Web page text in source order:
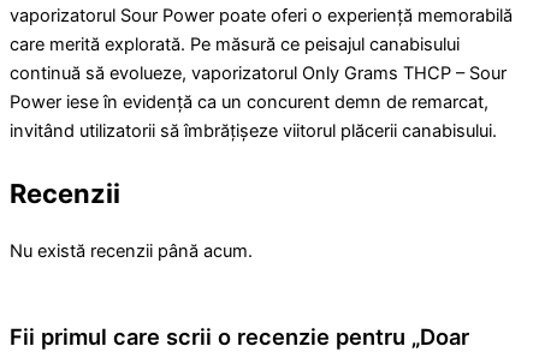
vaporizatorul Sour Power poate oferi o experiență memorabilă
care merită explorată. Pe măsură ce peisajul canabisului
continuă să evolueze, vaporizatorul Only Grams THCP – Sour
Power iese în evidență ca un concurent demn de remarcat,
invitând utilizatorii să îmbrățișeze viitorul plăcerii canabisului.
Recenzii
Nu există recenzii până acum.
Fii primul care scrii o recenzie pentru „Doar